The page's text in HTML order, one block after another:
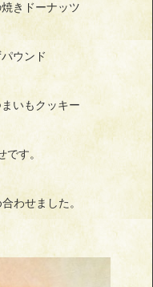
きドーナッツ
ウンド
いもクッキー
です。
わせました。